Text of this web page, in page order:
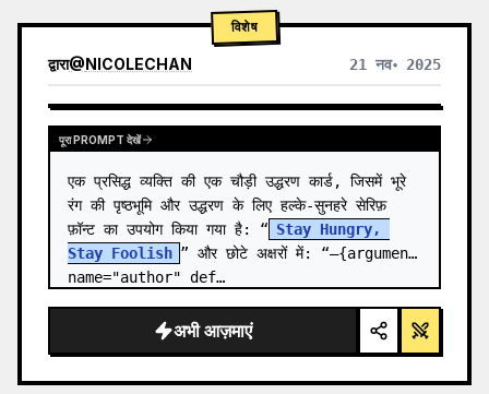
विशेष
द्वारा@NICOLECHAN 21 नव॰ 2025
अन्य मॉडल के परिणाम देखें
पूरा PROMPT देखें
एक प्रसिद्ध व्यक्ति की एक चौड़ी उद्धरण कार्ड, जिसमें भूरे
रंग की पृष्ठभूमि और उद्धरण के लिए हल्के-सुनहरे सेरिफ़
फ़ॉन्ट का उपयोग किया गया है: “ Stay Hungry,
Stay Foolish ” और छोटे अक्षरों में: “—{argument
name="author" def…
अभी आज़माएं